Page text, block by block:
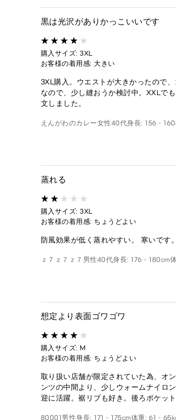
黒は光沢がありかっこいいです
購入サイズ: 3XL
お客様の着用感: 大きい
3XL購入。ウエストが大きかったので
なので、少し縫おうか検討中。XXLで
文しました。
えんがわのカレー女性40代身長: 156 -
蒸れる
購入サイズ: 3XL
お客様の着用感: ちょうどよい
防風効果が低く蒸れやすい。 寒いです
ｚ７ｚ７ｚ７ 男性40代身長: 176 - 180cm
想定より表面ゴワゴワ
購入サイズ: M
お客様の着用感: ちょうどよい
取り扱い店舗が限定されていた為、オ
ンツの中間より、少しウォームナイロ
迎に活躍。裾リブも好き。後ろポケッ
80001男性身長: 171 - 175cm体重: 61 -